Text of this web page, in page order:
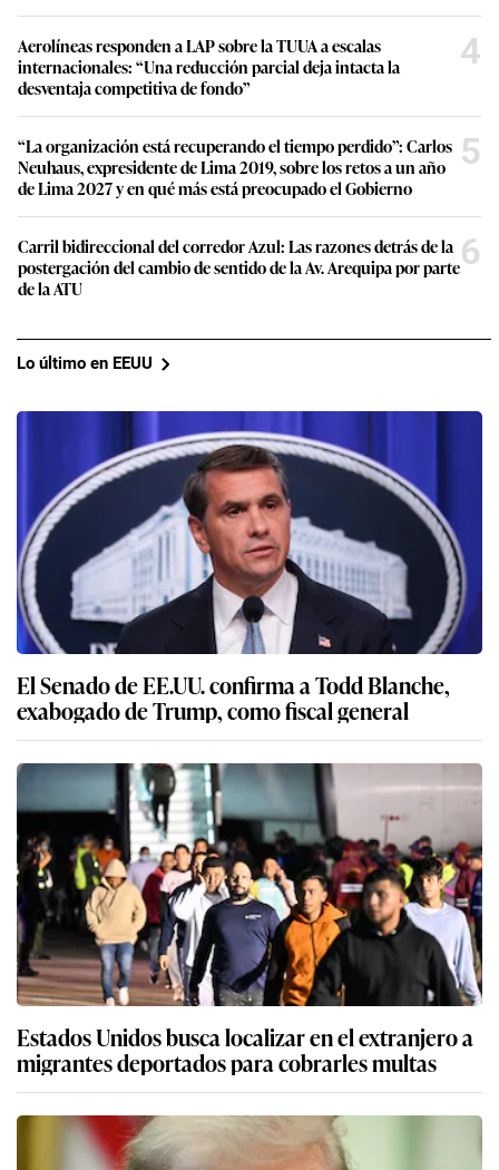
Aerolíneas responden a LAP sobre la TUUA a escalas
internacionales: “Una reducción parcial deja intacta la
desventaja competitiva de fondo”
4
“La organización está recuperando el tiempo perdido”: Carlos
Neuhaus, expresidente de Lima 2019, sobre los retos a un año
de Lima 2027 y en qué más está preocupado el Gobierno
5
Carril bidireccional del corredor Azul: Las razones detrás de la
postergación del cambio de sentido de la Av. Arequipa por parte
de la ATU
6
Lo último en EEUU
El Senado de EE.UU. confirma a Todd Blanche,
exabogado de Trump, como fiscal general
Estados Unidos busca localizar en el extranjero a
migrantes deportados para cobrarles multas